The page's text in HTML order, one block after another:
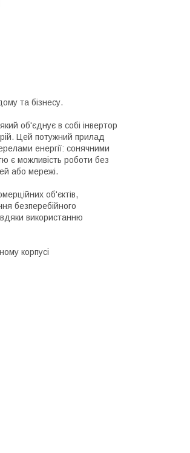
та бізнесу.
об'єднує в собі інвертор
Цей потужний прилад
енергії: сонячними
є можливість роботи без
або мережі.
об'єктів,
безперебійного
використанню
корпусі